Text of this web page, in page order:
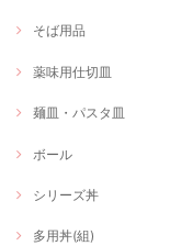
そば用品
薬味用仕切皿
麺皿・パスタ皿
ボール
シリーズ丼
多用丼(組)